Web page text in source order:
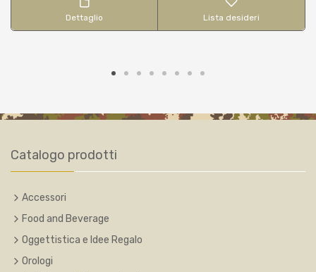
Dettaglio Lista desideri
Catalogo prodotti
Accessori
Food and Beverage
Oggettistica e Idee Regalo
Orologi